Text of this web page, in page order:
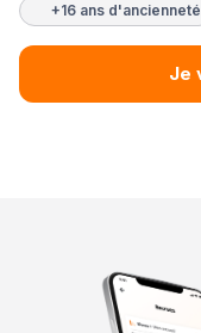
+16 ans d'ancienneté
Je